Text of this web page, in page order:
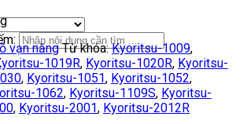
vạn năng Từ khóa:Kyoritsu-1009,
1019R, Kyoritsu-1020R, Kyoritsu-
, Kyoritsu-1051, Kyoritsu-1052,
1062, Kyoritsu-1109S, Kyoritsu-
, Kyoritsu-2001, Kyoritsu-2012R